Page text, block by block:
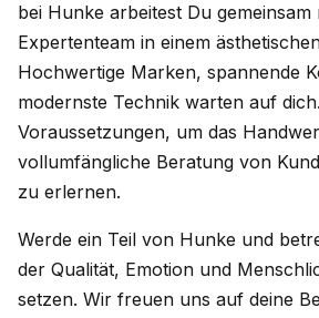
bei Hunke arbeitest Du gemeinsam
Expertenteam in einem
Hochwertige Marken, spannende
modernste Technik warten auf
Voraussetzungen, um das
vollumfängliche Beratung von
zu erlernen.
Werde ein Teil von Hunke und
der Qualität, Emotion und
setzen. Wir freuen uns auf deine